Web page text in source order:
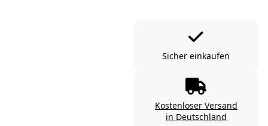
Sicher einkaufen
Kostenloser Versand
in Deutschland